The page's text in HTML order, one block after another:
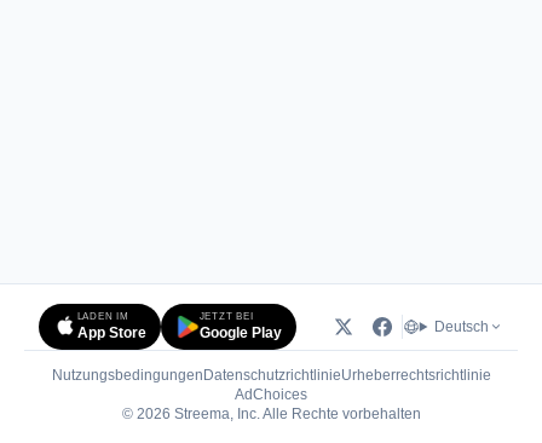
LADEN IM
App Store
JETZT BEI
Google Play Deutsch
Nutzungsbedingungen DatenschutzrichtlinieUrheberrechtsrichtlinie
AdChoices(öffnet in neuem Tab)
© 2026 Streema, Inc. Alle Rechte vorbehalten